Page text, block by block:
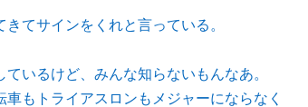
てサインをくれと言っている。
いるけど、みんな知らないもんなあ。
もトライアスロンもメジャーにならなく